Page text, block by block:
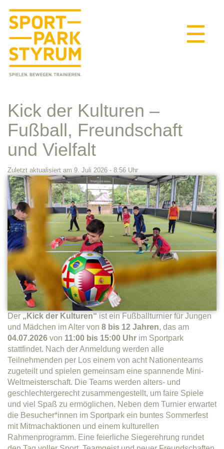
☰
Kick der Kulturen –
Fußball, Freundschaft
und Vielfalt
Zuletzt aktualisiert am 9. Juli 2026 - 8:56 Uhr
Der „Kick der Kulturen“ ist ein Fußballturnier für Jungen
und Mädchen im Alter von 8 bis 12 Jahren, das am
04.07.2026 von 11:00 bis 15:00 Uhr im Sportpark
stattfindet. Nach der Anmeldung werden alle
Teilnehmenden per Los einem von acht Nationenteams
zugeteilt und spielen gemeinsam eine spannende Mini-
Weltmeisterschaft. Die Teams werden alters- und
geschlechtergerecht zusammengestellt, um faire Spiele
und viel Spaß zu ermöglichen. Neben dem Turnier erwartet
die Besucher*innen im Sportpark ein buntes Sommerfest
mit Mitmachaktionen und einem kulturellen
Rahmenprogramm. Eine feierliche Siegerehrung rundet